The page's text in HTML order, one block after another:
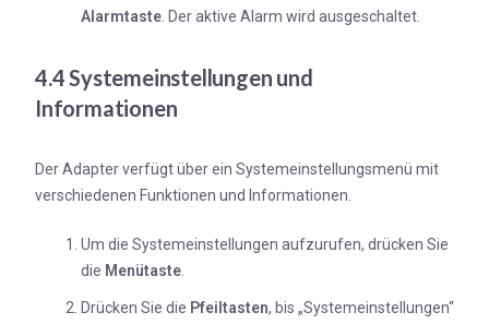
Alarmtaste . Der aktive Alarm wird ausgeschaltet.
4.4 Systemeinstellungen und
Informationen
Der Adapter verfügt über ein Systemeinstellungsmenü mit
verschiedenen Funktionen und Informationen.
Um die Systemeinstellungen aufzurufen, drücken Sie
die Menütaste
Drücken Sie die Pfeiltasten, bis „Systemeinstellungen“